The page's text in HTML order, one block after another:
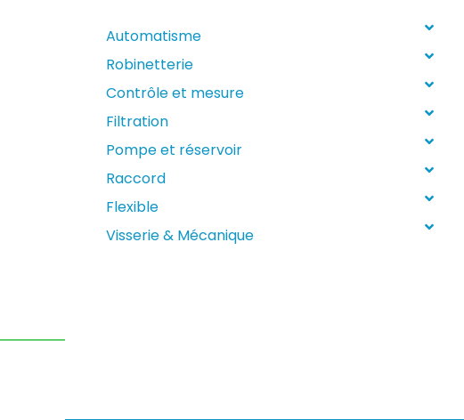
Automatisme
Robinetterie
Contrôle et mesure
Filtration
Pompe et réservoir
Raccord
Flexible
Visserie & Mécanique